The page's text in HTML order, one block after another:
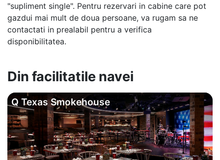
"supliment single". Pentru rezervari in cabine care pot
gazdui mai mult de doua persoane, va rugam sa ne
contactati in prealabil pentru a verifica
disponibilitatea.
Din facilitatile navei
Q Texas Smokehouse